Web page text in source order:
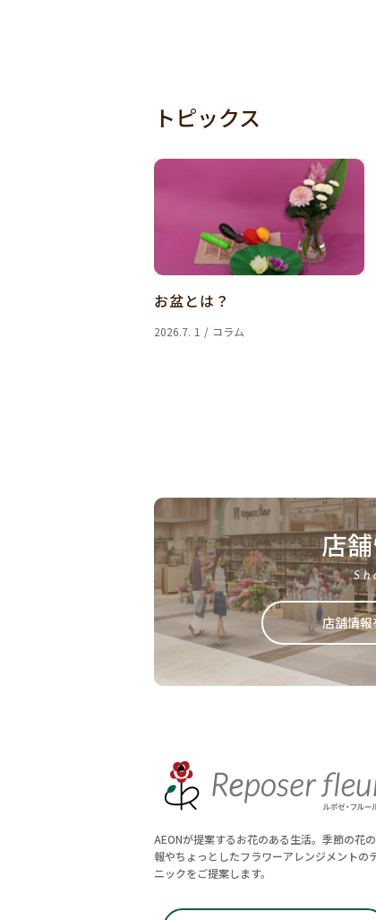
トピックス
お盆とは？
2026.7. 1 / コラム
店
店舗情
AEONが提案するお花のある生活。季節の花
報やちょっとしたフラワーアレンジメントの
ニックをご提案します。